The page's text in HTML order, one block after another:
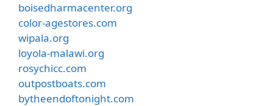
boisedharmacenter.org
color-agestores.com
wipala.org
loyola-malawi.org
rosychicc.com
outpostboats.com
bytheendoftonight.com